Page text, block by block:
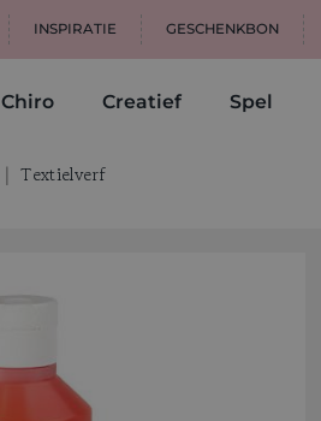
INSPIRATIE GESCHENKBON
Chiro Creatief Spel
Textielverf